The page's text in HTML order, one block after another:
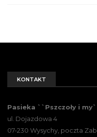
KONTAKT
Pasieka ``Pszczoły i
ul. Dojazdowa 4
07-230 Wysychy, poczta